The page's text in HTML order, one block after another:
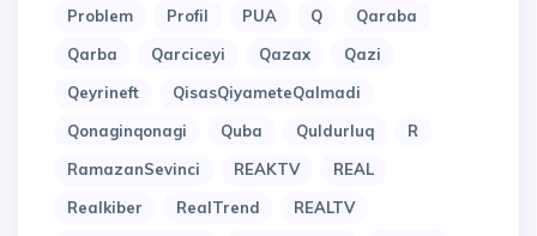
Problem
Profil PUA Q
Qaraba
Qarba
Qarciceyi Qazax
Qazi
Qeyrineft
QisasQiyameteQalmadi
Qonaginqonagi
Quba Quldurluq
R
RamazanSevinci
REAKTV
REAL
Realkiber
RealTrend
REALTV